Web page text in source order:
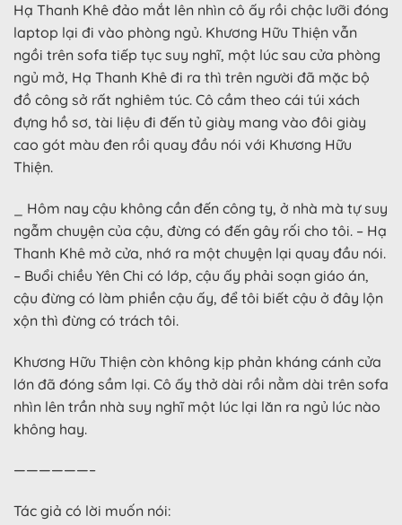
Hạ Thanh Khê đảo mắt lên nhìn cô ấy rồi chậc lưỡi đóng
laptop lại đi vào phòng ngủ. Khương Hữu Thiện vẫn
ngồi trên sofa tiếp tục suy nghĩ, một lúc sau cửa phòng
ngủ mở, Hạ Thanh Khê đi ra thì trên người đã mặc bộ
đồ công sở rất nghiêm túc. Cô cầm theo cái túi xách
đựng hồ sơ, tài liệu đi đến tủ giày mang vào đôi giày
cao gót màu đen rồi quay đầu nói với Khương Hữu
Thiện.
_ Hôm nay cậu không cần đến công ty, ở nhà mà tự suy
ngẫm chuyện của cậu, đừng có đến gây rối cho tôi. – Hạ
Thanh Khê mở cửa, nhớ ra một chuyện lại quay đầu nói.
– Buổi chiều Yên Chi có lớp, cậu ấy phải soạn giáo án,
cậu đừng có làm phiền cậu ấy, để tôi biết cậu ở đây lộn
xộn thì đừng có trách tôi.
Khương Hữu Thiện còn không kịp phản kháng cánh cửa
lớn đã đóng sầm lại. Cô ấy thở dài rồi nằm dài trên sofa
nhìn lên trần nhà suy nghĩ một lúc lại lăn ra ngủ lúc nào
không hay.
——————–
Tác giả có lời muốn nói: